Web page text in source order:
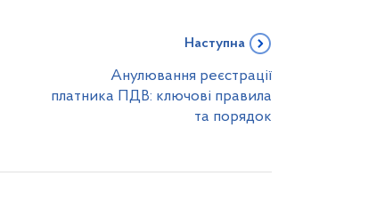
Наступна
Анулювання реєстрації
платника ПДВ: ключові правила
та порядок